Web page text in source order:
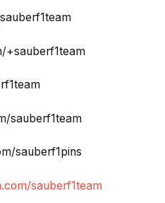
+sauberf1team
sauberf1team
sauberf1pins
sauberf1team